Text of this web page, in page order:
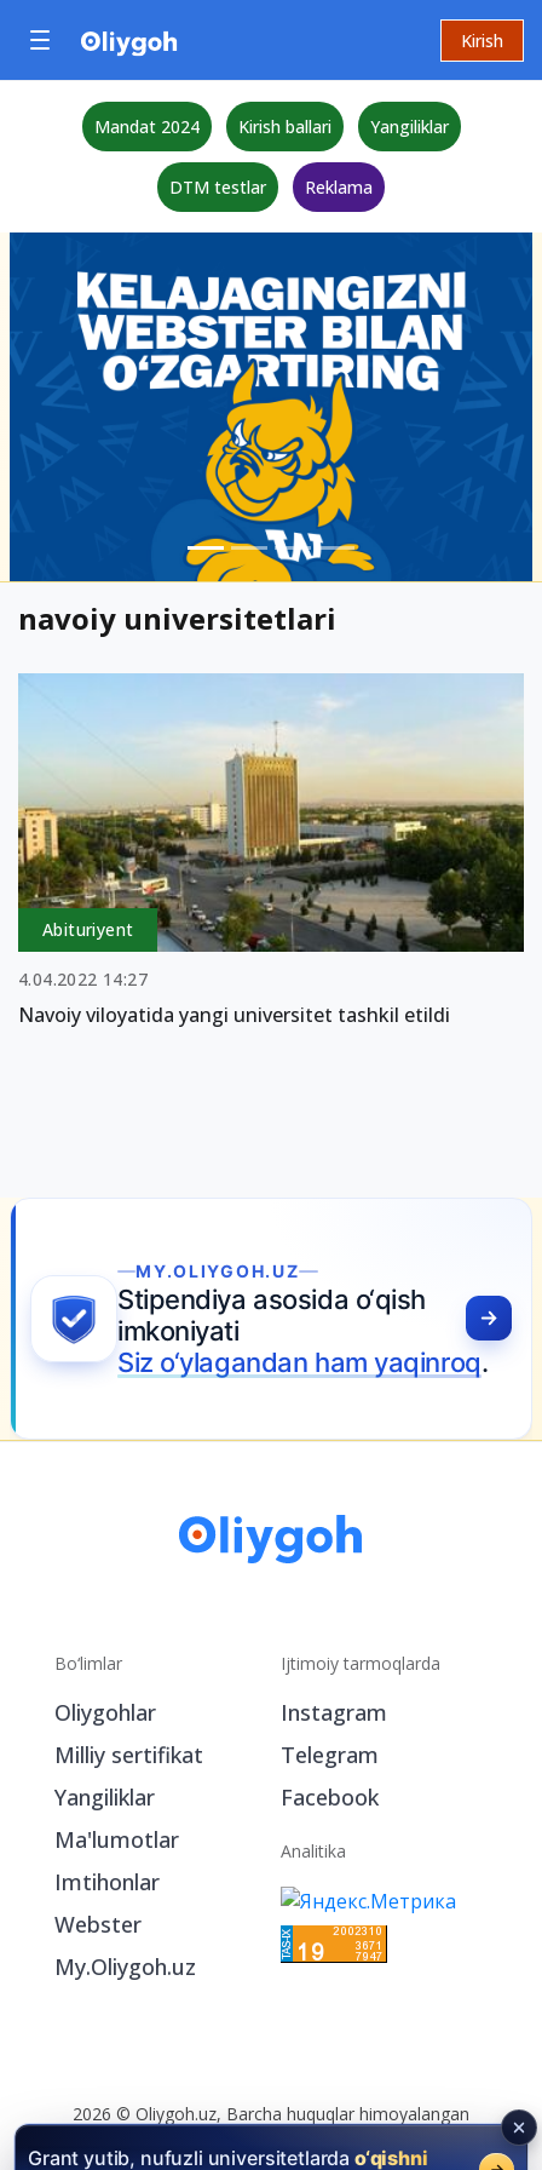
Kirish
Mandat 2024 Kirish ballari Yangiliklar
DTM testlar Reklama
navoiy universitetlari
Abituriyent
4.04.2022 14:27
Navoiy viloyatida yangi universitet tashkil etildi
MY.OLIYGOH.UZ
Stipendiya asosida o‘qish
imkoniyati
Siz o‘ylagandan ham yaqinroq.
Bo‘limlar
Oliygohlar
Milliy sertifikat
Yangiliklar
Ma'lumotlar
Imtihonlar
Webster
My.Oliygoh.uz
Ijtimoiy tarmoqlarda
Instagram
Telegram
Facebook
Analitika
2026 © Oliygoh.uz, Barcha huquqlar himoyalangan
Reklama/Foydalanish shartlari
Grant yutib, nufuzli universitetlarda o‘qishni